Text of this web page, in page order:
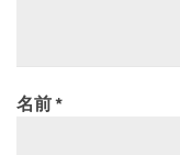
名前*